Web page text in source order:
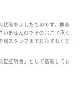
態を示したものです。検査
ませんのでその旨ご了承く
舗スタッフまでおたずねくだ
証明書」として搭載してお